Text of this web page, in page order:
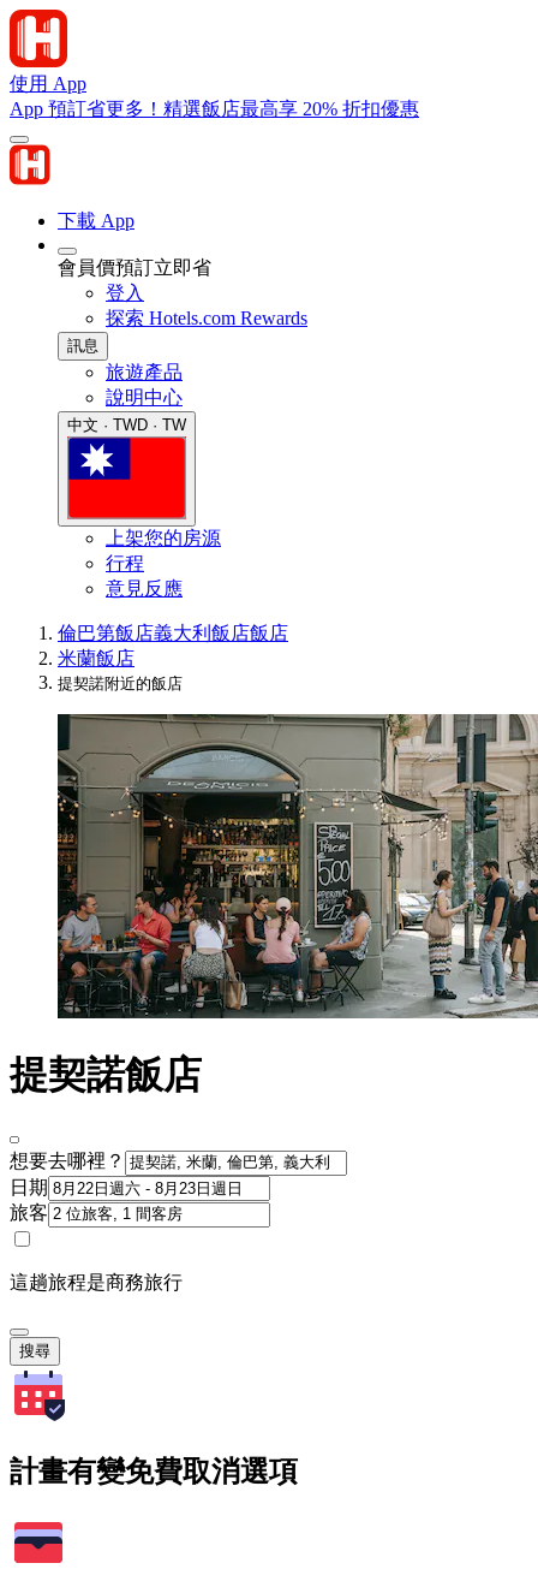
使用 App
App 預訂省更多！精選飯店最高享 20% 折扣優惠
下載 App
會員價預訂立即省
登入
探索 Hotels.com Rewards
訊息
旅遊產品
說明中心
中文 · TWD · TW
上架您的房源
行程
意見反應
倫巴第飯店義大利飯店飯店
米蘭飯店
提契諾附近的飯店
提契諾飯店
想要去哪裡？
日期
旅客
這趟旅程是商務旅行
搜尋
計畫有變免費取消選項